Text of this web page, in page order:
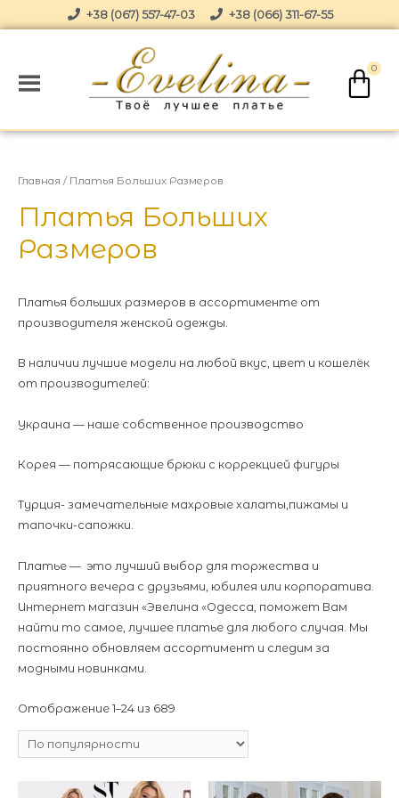
+38 (067) 557-47-03 +38 (066) 311-67-55
Главная / Платья Больших Размеров
Платья Больших
Размеров
Платья больших размеров в ассортименте от
производителя женской одежды.
В наличии лучшие модели на любой вкус, цвет и кошелёк
от производителей:
Украина — наше собственное производство
Корея — потрясающие брюки с коррекцией фигуры
Турция- замечательные махровые халаты,пижамы и
тапочки-сапожки.
Платье — это лучший выбор для торжества и
приятного вечера с друзьями, юбилея или корпоратива.
Интернет магазин «Эвелина «Одесса, поможет Вам
найти то самое, лучшее платье для любого случая. Мы
постоянно обновляем ассортимент и следим за
модными новинками.
Отображение 1–24 из 689